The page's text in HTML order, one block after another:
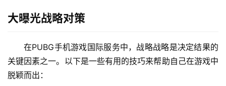
大曝光战略对策
在PUBG手机游戏国际服务中，战略战略是决定结果的
关键因素之一。以下是一些有用的技巧来帮助自己在游戏中
脱颖而出：